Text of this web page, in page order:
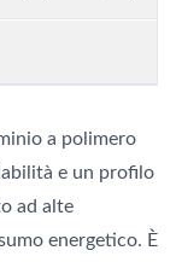
a polimero
e un profilo
ad alte
energetico. È